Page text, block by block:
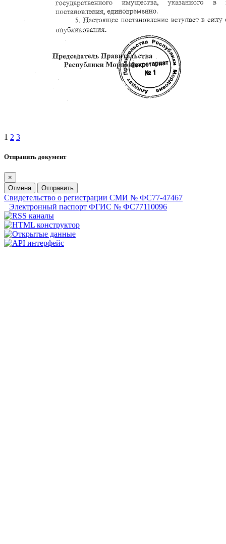
1 2 3
Отправить документ
×
Отмена
Отправить
Свидетельство о регистрации СМИ № ФС77-47467
Электронный паспорт ФГИС № ФС77110096